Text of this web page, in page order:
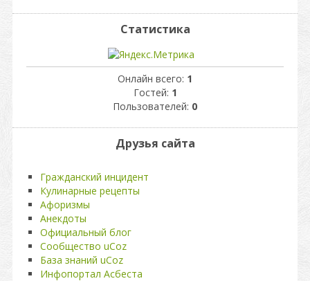
Статистика
Онлайн всего: 1
Гостей: 1
Пользователей: 0
Друзья сайта
Гражданский инцидент
Кулинарные рецепты
Афоризмы
Анекдоты
Официальный блог
Сообщество uCoz
База знаний uCoz
Инфопортал Асбеста